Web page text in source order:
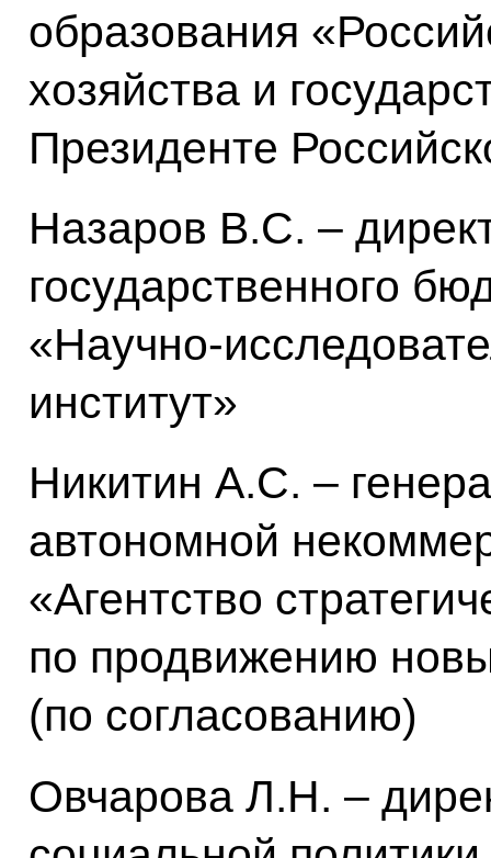
образования
хозяйства и
Президенте
Назаров B.C. –
государственного
«Научно-
институт»
Никитин А.С. –
автономной
«Агентство
по продвижению
(по согласованию)
Овчарова Л.Н. –